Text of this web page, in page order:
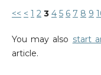
<< < 1 2 3 4 5 6 7 8 9
You may also start
article.